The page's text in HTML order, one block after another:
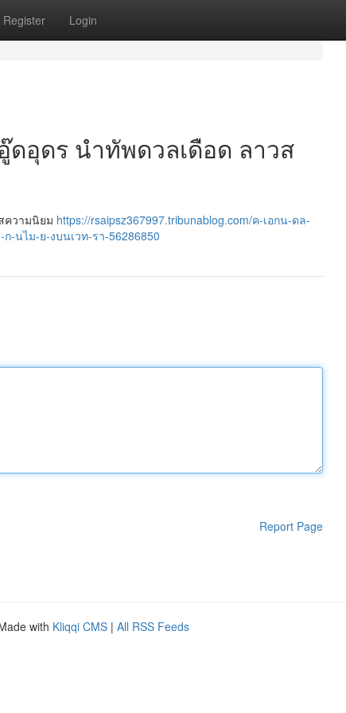
Register Login
ดอุดร นำทัพดวลเดือด ลาวส
ความนิยม https://rsaipsz367997.tribunablog.com/ค-เอกน-ดล-
-นไม-ย-งบนเวท-รา-56286850
Report Page
with Kliqqi CMS | All RSS Feeds